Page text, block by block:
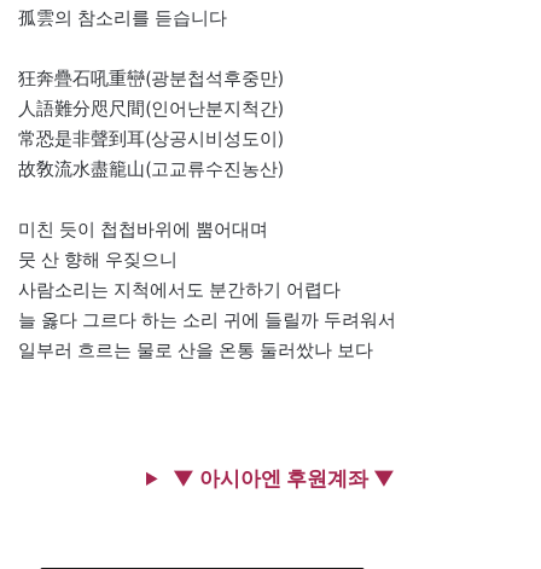
孤雲의 참소리를 듣습니다
狂奔疊石吼重巒(광분첩석후중만)
人語難分咫尺間(인어난분지척간)
常恐是非聲到耳(상공시비성도이)
故敎流水盡籠山(고교류수진농산)
미친 듯이 첩첩바위에 뿜어대며
뭇 산 향해 우짖으니
사람소리는 지척에서도 분간하기 어렵다
늘 옳다 그르다 하는 소리 귀에 들릴까 두려워서
일부러 흐르는 물로 산을 온통 둘러쌌나 보다
▼ 아시아엔 후원계좌 ▼